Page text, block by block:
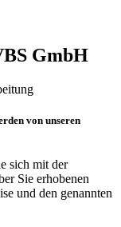
GmbH
von unseren
sich mit der
Sie erhobenen
und den genannten